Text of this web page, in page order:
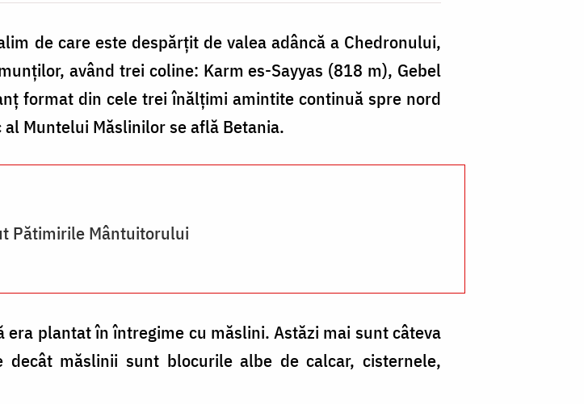
de care este despărţit de valea adâncă a Chedronului,
având trei coline: Karm es-Sayyas (818 m), Gebel
format din cele trei înălţimi amintite continuă spre nord
Muntelui Măslinilor se află Betania.
Pătimirile Mântuitorului
plantat în întregime cu măslini. Astăzi mai sunt câteva
măslinii sunt blocurile albe de calcar, cisternele,